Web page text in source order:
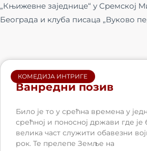
„Књижевне заједнице“ у Сремској
Београда и клуба писаца „Вуково
КОМЕДИЈА ИНТРИГЕ
Ванредни позив
Било је то у срећна времена у
срећној и поносној држави где је
велика част служити обавезни
рок. Те прелепе Земље на